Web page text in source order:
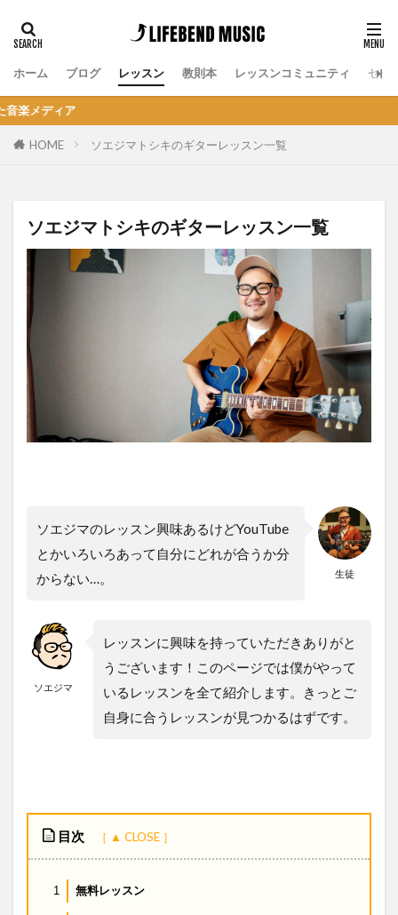
ホーム ブログ レッスン 教則本 レッスンコミュニティ セッ
HOME ソエジマトシキのギターレッスン一覧
ソエジマトシキのギターレッスン一覧
生徒
ソエジマのレッスン興味あるけどYouTube
とかいろいろあって自分にどれが合うか分
からない…。
ソエジマ
レッスンに興味を持っていただきありがと
うございます！このページでは僕がやって
いるレッスンを全て紹介します。きっとご
自身に合うレッスンが見つかるはずです。
目次
1 無料レッスン